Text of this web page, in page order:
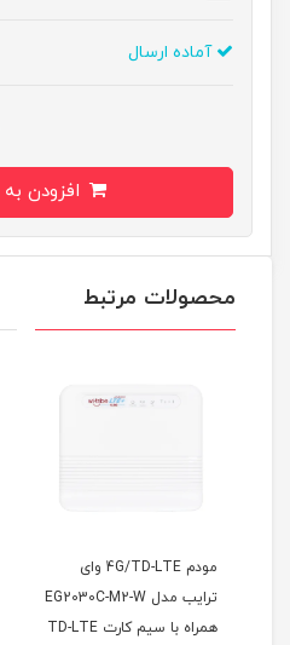
آماده ارسال
محصولات مرتبط
مودم 4G/TD-LTE وای
ترایب مدل EG2030C-M2-W
همراه با سیم کارت TD-LTE